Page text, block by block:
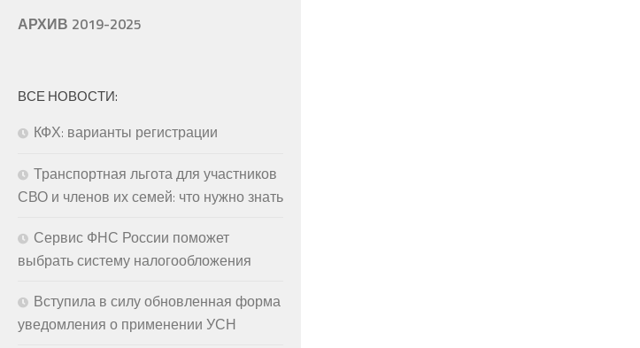
АРХИВ 2019-2025
ВСЕ НОВОСТИ:
КФХ: варианты регистрации
Транспортная льгота для участников
СВО и членов их семей: что нужно знать
Сервис ФНС России поможет
выбрать систему налогообложения
Вступила в силу обновленная форма
уведомления о применении УСН